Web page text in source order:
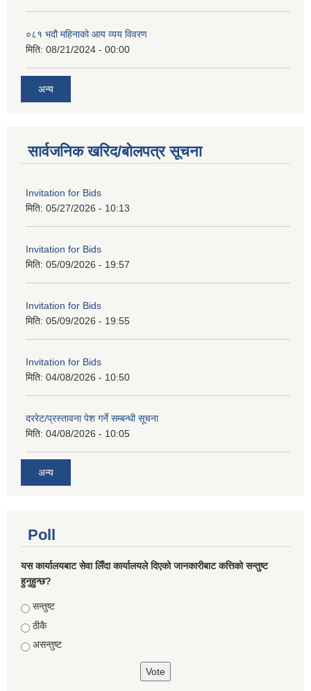
०८१ भदौ महिनाको आय व्यय विवरण
मिति: 08/21/2024 - 00:00
अन्य
सार्वजनिक खरिद/बोलपत्र सूचना
Invitation for Bids
मिति: 05/27/2026 - 10:13
Invitation for Bids
मिति: 05/09/2026 - 19:57
Invitation for Bids
मिति: 05/09/2026 - 19:55
Invitation for Bids
मिति: 04/08/2026 - 10:50
दररेट/प्रस्तावना पेश गर्ने सम्बन्धी सूचना
मिति: 04/08/2026 - 10:05
अन्य
Poll
यस कार्यालयबाट सेवा लिँदा कार्यालयले दिएको जानकारीबाट कत्तिको सन्तुष्ट
हुनुहुन्छ?
Choices
सन्तुष्ट
ठीकै
असन्तुष्ट